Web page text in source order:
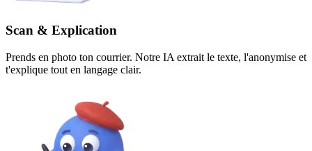
Scan & Explication
Prends en photo ton courrier. Notre IA extrait le texte, l'anonymise et
t'explique tout en langage clair.